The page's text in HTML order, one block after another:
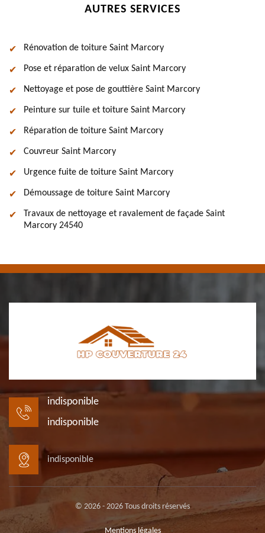
AUTRES SERVICES
Rénovation de toiture Saint Marcory
Pose et réparation de velux Saint Marcory
Nettoyage et pose de gouttière Saint Marcory
Peinture sur tuile et toiture Saint Marcory
Réparation de toiture Saint Marcory
Couvreur Saint Marcory
Urgence fuite de toiture Saint Marcory
Démoussage de toiture Saint Marcory
Travaux de nettoyage et ravalement de façade Saint
Marcory 24540
indisponible
indisponible
indisponible
© 2026 - 2026 Tous droits réservés
Mentions légales